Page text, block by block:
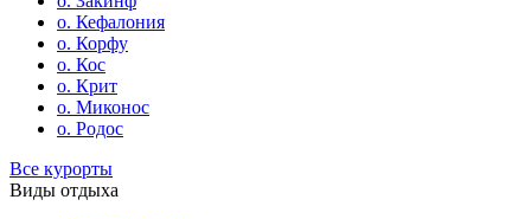
о. Кефалония
о. Корфу
о. Кос
о. Крит
о. Миконос
о. Родос
Все курорты
Виды отдыха